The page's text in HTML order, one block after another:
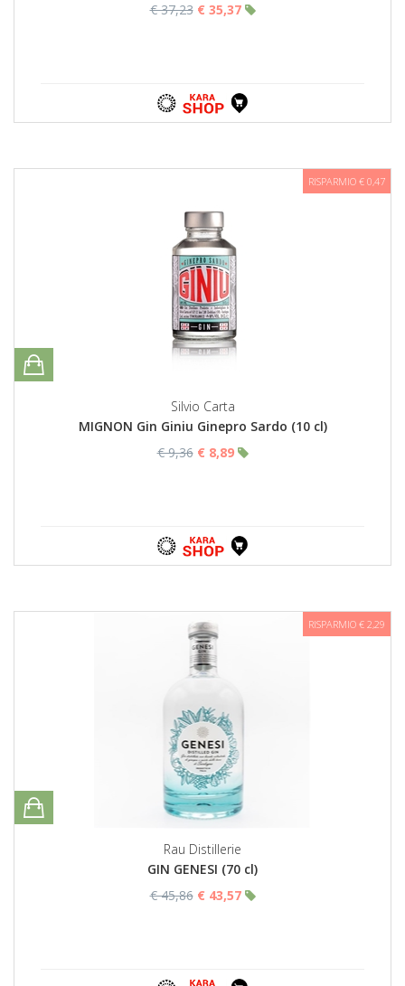
€ 37,23 € 35,37
RISPARMIO € 0,47
Silvio Carta
MIGNON Gin Giniu Ginepro Sardo (10 cl)
€ 9,36 € 8,89
RISPARMIO € 2,29
Rau Distillerie
GIN GENESI (70 cl)
€ 45,86 € 43,57